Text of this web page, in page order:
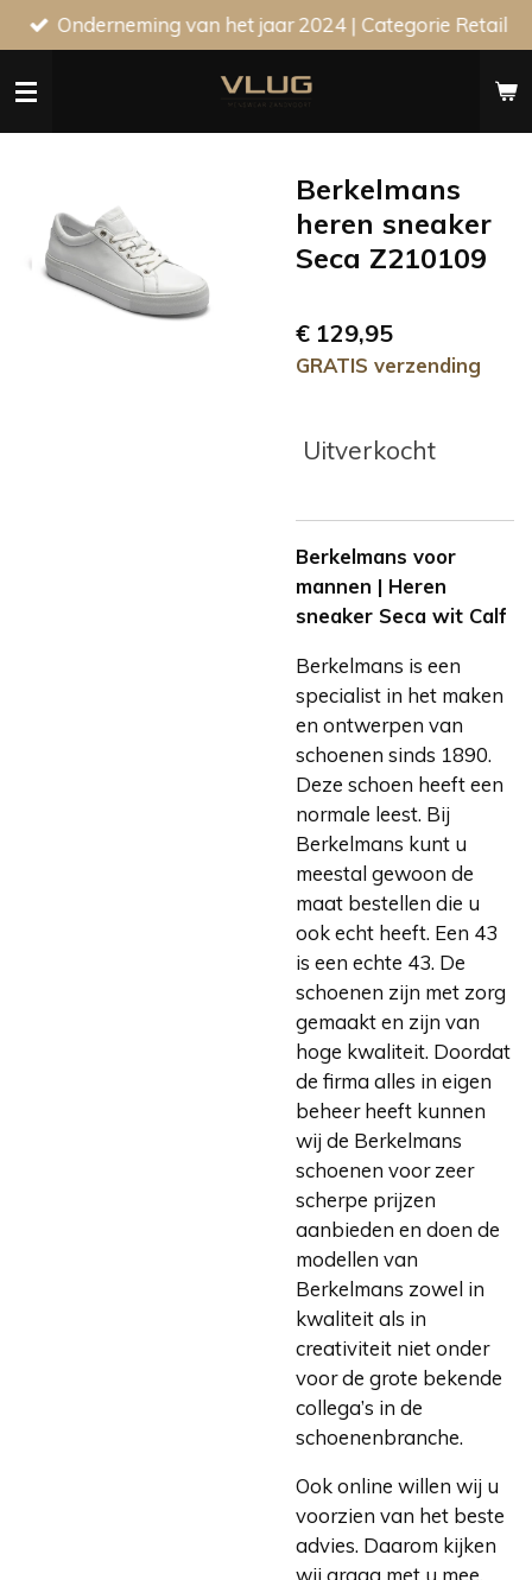
Ga
direct
naar
Onderneming van het jaar 2024 | Categorie Retail
Berkelmans
heren sneaker
Seca Z210109
€ 129,95
GRATIS verzending
Uitverkocht
Berkelmans voor
mannen | Heren
sneaker Seca wit Calf
Berkelmans is een
specialist in het maken
en ontwerpen van
schoenen sinds 1890.
Deze schoen heeft een
normale leest. Bij
Berkelmans kunt u
meestal gewoon de
maat bestellen die u
ook echt heeft. Een 43
is een echte 43. De
schoenen zijn met zorg
gemaakt en zijn van
hoge kwaliteit. Doordat
de firma alles in eigen
beheer heeft kunnen
wij de Berkelmans
schoenen voor zeer
scherpe prijzen
aanbieden en doen de
modellen van
Berkelmans zowel in
kwaliteit als in
creativiteit niet onder
voor de grote bekende
collega’s in de
schoenenbranche.
Ook online willen wij u
voorzien van het beste
advies. Daarom kijken